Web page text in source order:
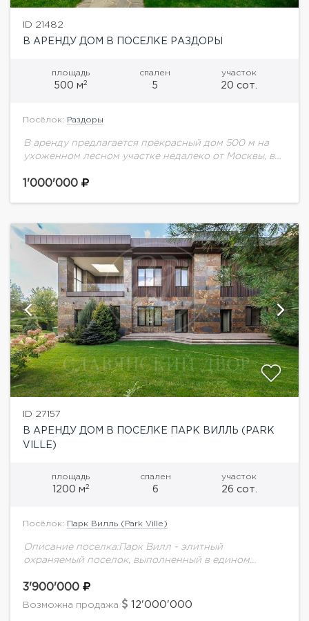
ID 21482
В АРЕНДУ ДОМ В ПОСЕЛКЕ РАЗДОРЫ
площадь
500 м2
спален
5
участок
20 сот.
Посёлок: Раздоры
В аренду предлагается прекрасный дом 500 м на
ухоженном лесном участке недалеко от Москвы, в
котельная, зона отдыха: сауна, спортзал. 1...
1'000'000
ID 27157
В АРЕНДУ ДОМ В ПОСЕЛКЕ ПАРК ВИЛЛЬ (PARK
VILLE)
площадь
1200 м2
спален
6
участок
26 сот.
Посёлок: Парк Вилль (Park Ville)
Описание поселка:Парк Вилл - элитный
охраняемый поселок, выполненный в едином
современном архитектурном прочтении. Удобное
месторасположение, в поселок можно проехать как
3'900'000
Возможна продажа 12'000'000